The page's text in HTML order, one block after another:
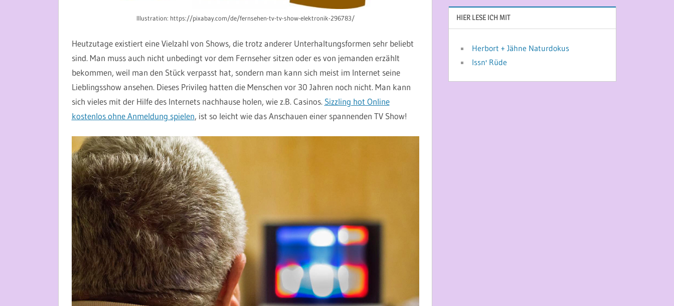
Illustration: https://pixabay.com/de/fernsehen-tv-tv-show-elektronik-296783/
Heutzutage existiert eine Vielzahl von Shows, die trotz anderer Unterhaltungsformen sehr beliebt
sind. Man muss auch nicht unbedingt vor dem Fernseher sitzen oder es von jemanden erzählt
bekommen, weil man den Stück verpasst hat, sondern man kann sich meist im Internet seine
Lieblingsshow ansehen. Dieses Privileg hatten die Menschen vor 30 Jahren noch nicht. Man kann
sich vieles mit der Hilfe des Internets nachhause holen, wie z.B. Casinos. Sizzling hot Online
kostenlos ohne Anmeldung spielen, ist so leicht wie das Anschauen einer spannenden TV Show!
HIER LESE ICH MIT
Herbort + Jähne Naturdokus
Issn' Rüde